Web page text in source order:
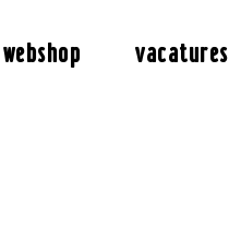
webshop vacatures